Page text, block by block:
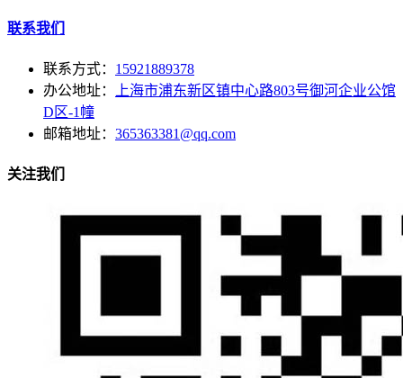
联系我们
联系方式： 15921889378
办公地址：
上海市浦东新区镇中心路803号御河企业公馆
D区-1幢
邮箱地址： 365363381@qq.com
关注我们